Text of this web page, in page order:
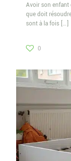
Avoir son
que doit
sont à la fois […]
0